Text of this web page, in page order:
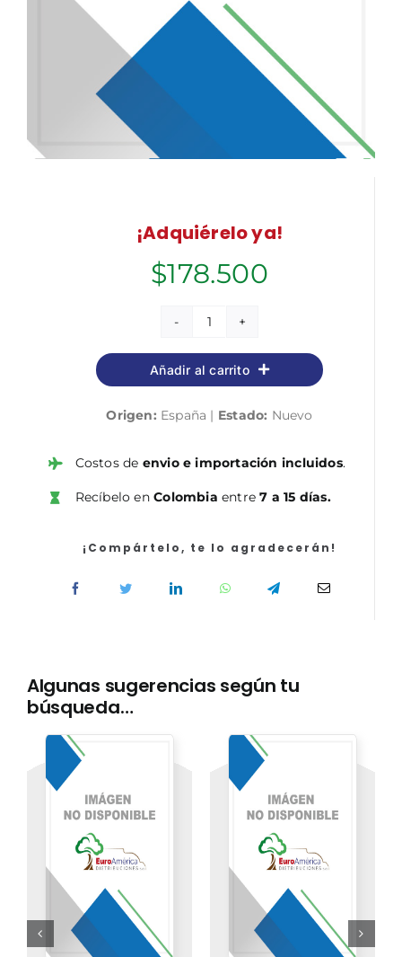
¡Adquiérelo ya!
$178.500
Cuerpo
General
Administrativo
la
General
Estado
Libre).
Vol.
Añadir al carrito
Origen: España | Estado: Nuevo
Costos de envio e importación incluidos.
Recíbelo enColombia entre7 a 15 días.
¡Compártelo, te lo agradecerán!
Algunas sugerencias según tu
búsqueda…